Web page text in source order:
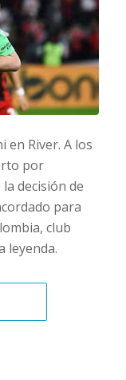
en River. A los
por
decisión de
para
club
leyenda.